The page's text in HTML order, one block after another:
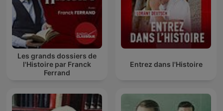
Les grands dossiers de
l'Histoire par Franck
Ferrand
Entrez dans l'Histoire